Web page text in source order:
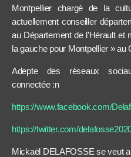
Montpellier chargé de la
actuellement conseiller
au Département de l’Hérault et
la gauche pour Montpellier » au
Adepte des réseaux
connectée :n
https://www.facebook.com/
https://twitter.com/
Mickaël DELAFOSSE se veut